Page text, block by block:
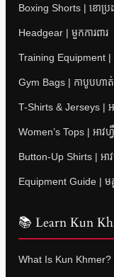
Boxing Shorts | ខោប្រ
Headgear | មួកការពារ
Training Equipment |
Gym Bags | កាបូបហា
T-Shirts & Jerseys |
Women’s Tops | អាវហ្
Button-Up Shirts | អា
Equipment Guide | មគ្គុ
📚 Learn Kun
What Is Kun Khmer? |